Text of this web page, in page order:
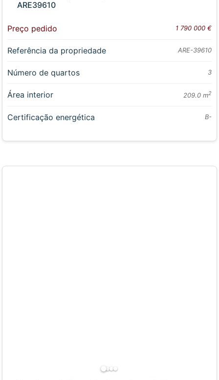
ARE39610
Preço pedido 1 790 000 €
Referência da propriedade ARE-39610
Número de quartos 3
Área interior 209.0 m2
Certificação energética B-